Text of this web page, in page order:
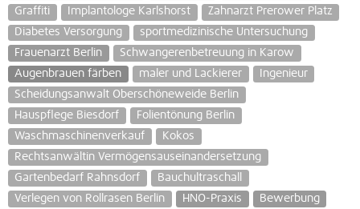
Graffiti
Implantologe Karlshorst
Zahnarzt Prerower Platz
Diabetes Versorgung
sportmedizinische Untersuchung
Frauenarzt Berlin
Schwangerenbetreuung in Karow
Augenbrauen färben
maler und Lackierer
Ingenieur
Scheidungsanwalt Oberschöneweide Berlin
Hauspflege Biesdorf
Folientönung Berlin
Waschmaschinenverkauf
Kokos
Rechtsanwältin Vermögensauseinandersetzung
Gartenbedarf Rahnsdorf
Bauchultraschall
Verlegen von Rollrasen Berlin
HNO-Praxis
Bewerbung